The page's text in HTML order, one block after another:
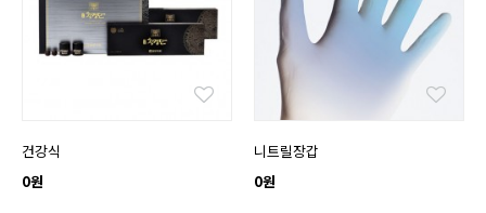
건강식
0원
니트릴장갑
0원